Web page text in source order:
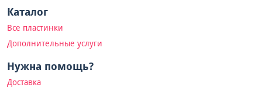
Каталог
Все пластинки
Дополнительные услуги
Нужна помощь?
Доставка